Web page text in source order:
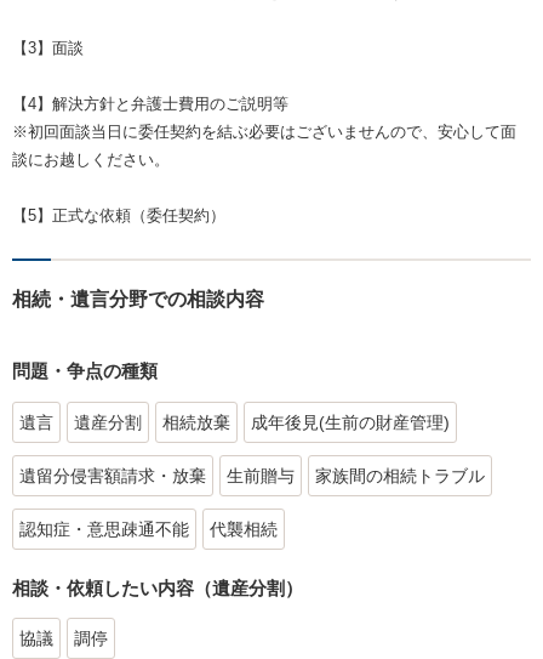
【3】面談
【4】解決方針と弁護士費用のご説明等
※初回面談当日に委任契約を結ぶ必要はございませんので、安心して面
談にお越しください。
【5】正式な依頼（委任契約）
相続・遺言分野での相談内容
問題・争点の種類
遺言 遺産分割 相続放棄 成年後見(生前の財産管理)
遺留分侵害額請求・放棄 生前贈与 家族間の相続トラブル
認知症・意思疎通不能 代襲相続
相談・依頼したい内容（遺産分割）
協議 調停